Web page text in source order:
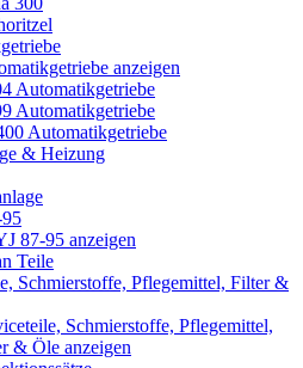
anzeigen
Automatikgetriebe
Automatikgetriebe
Automatikgetriebe
& Heizung
87-95 anzeigen
Teile
Schmierstoffe, Pflegemittel, Filter &
Schmierstoffe, Pflegemittel,
& Öle anzeigen